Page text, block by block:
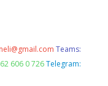
Teams:
606 0 726 Telegram: